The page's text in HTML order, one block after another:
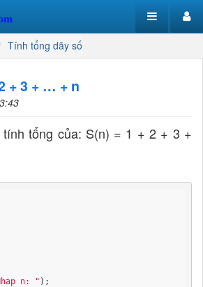
Tính tổng dãy số
+ 3 + … + n
tổng của: S(n) = 1 + 2 + 3 +
n: " );